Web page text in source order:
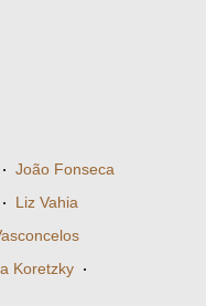
João Fonseca
Liz Vahia
Koretzky ·